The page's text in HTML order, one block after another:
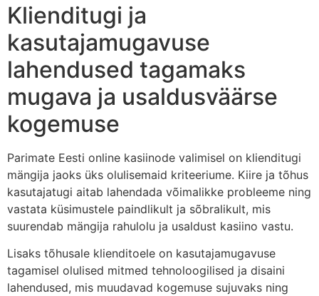
Klienditugi ja
kasutajamugavuse
lahendused tagamaks
mugava ja usaldusväärse
kogemuse
Parimate Eesti online kasiinode valimisel on klienditugi
mängija jaoks üks olulisemaid kriteeriume. Kiire ja tõhus
kasutajatugi aitab lahendada võimalikke probleeme ning
vastata küsimustele paindlikult ja sõbralikult, mis
suurendab mängija rahulolu ja usaldust kasiino vastu.
Lisaks tõhusale klienditoele on kasutajamugavuse
tagamisel olulised mitmed tehnoloogilised ja disaini
lahendused, mis muudavad kogemuse sujuvaks ning